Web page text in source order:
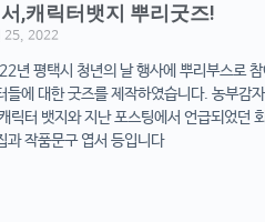
,캐릭터뱃지 뿌리굿즈!
25, 2022
년 평택시 청년의 날 행사에 뿌리부스로
들에 대한 굿즈를 제작하였습니다. 농부감
릭터 뱃지와 지난 포스팅에서 언급되었던
과 작품문구 엽서 등입니다